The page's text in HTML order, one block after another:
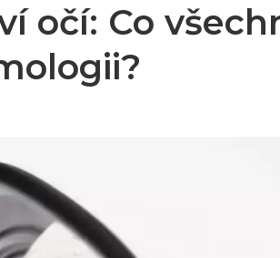
očí: Co